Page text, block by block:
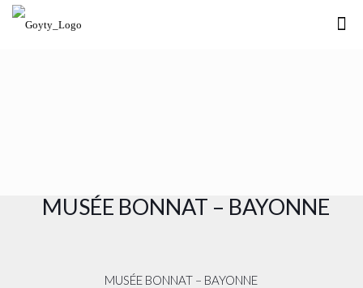
MUSÉE BONNAT – BAYONNE
MUSÉE BONNAT – BAYONNE